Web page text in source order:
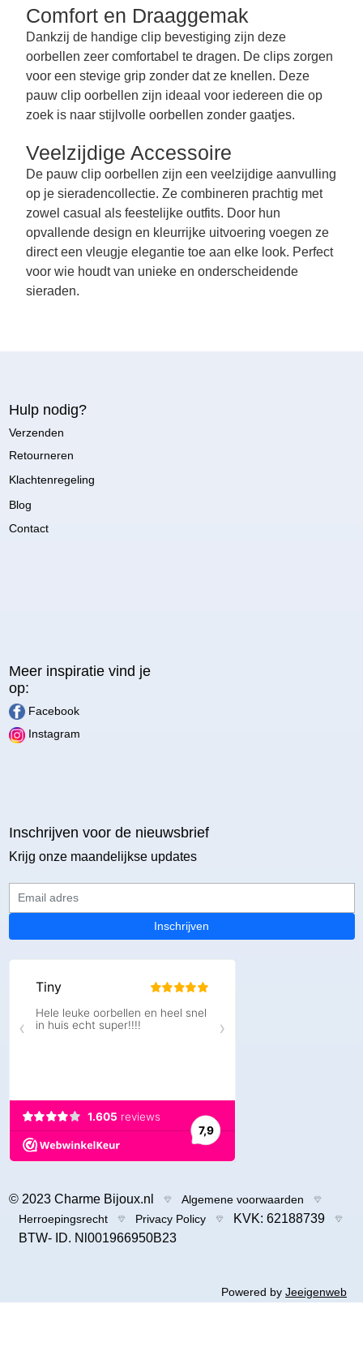
Comfort en Draaggemak
Dankzij de handige clip bevestiging zijn deze
oorbellen zeer comfortabel te dragen. De clips zorgen
voor een stevige grip zonder dat ze knellen. Deze
pauw clip oorbellen zijn ideaal voor iedereen die op
zoek is naar stijlvolle oorbellen zonder gaatjes.
Veelzijdige Accessoire
De pauw clip oorbellen zijn een veelzijdige aanvulling
op je sieradencollectie. Ze combineren prachtig met
zowel casual als feestelijke outfits. Door hun
opvallende design en kleurrijke uitvoering voegen ze
direct een vleugje elegantie toe aan elke look. Perfect
voor wie houdt van unieke en onderscheidende
sieraden.
Hulp nodig?
Verzenden
Retourneren
Klachtenregeling
Blog
Contact
Meer inspiratie vind je
op:
Facebook
Instagram
Inschrijven voor de nieuwsbrief
Krijg onze maandelijkse updates
Inschrijven
© 2023 Charme Bijoux.nl
Algemene voorwaarden
Herroepingsrecht
Privacy Policy
KVK: 62188739
BTW- ID. Nl001966950B23
Powered by Jeeigenweb